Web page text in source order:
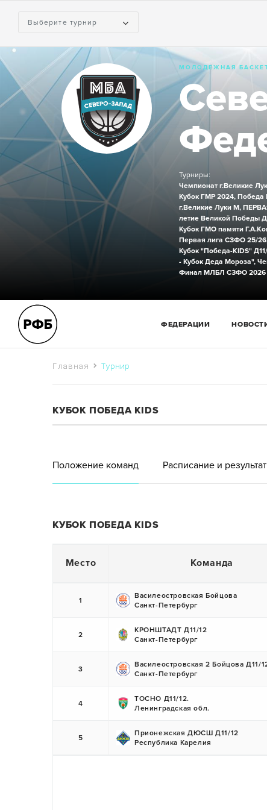
Выберите турнир
МОЛОДЕЖНАЯ
Турниры:
Чемпионат г.Великие
Кубок ГМР 2024, Победа
г.Великие Луки М,
летие Великой Победы
Кубок ГМО памяти
Первая лига СЗФО 25/
Кубок "Победа-KIDS"
- Кубок Деда Мороза",
Финал МЛБЛ СЗФО 2026
ФЕДЕРАЦИИ
Главная Турнир
КУБОК ПОБЕДА KIDS
Положение команд Расписание и
КУБОК ПОБЕДА KIDS
Место Команда
1
Василеостровская Бойцова
Санкт-Петербург
2
КРОНШТАДТ Д11/12
Санкт-Петербург
3
Василеостровская 2 Бойцова Д11/
Санкт-Петербург
4
ТОСНО Д11/12.
Ленинградская обл.
5
Прионежская ДЮСШ Д11/12
Республика Карелия